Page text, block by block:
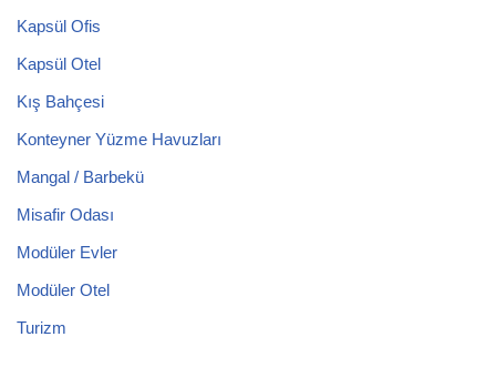
Kapsül Ofis
Kapsül Otel
Kış Bahçesi
Konteyner Yüzme Havuzları
Mangal / Barbekü
Misafir Odası
Modüler Evler
Modüler Otel
Turizm